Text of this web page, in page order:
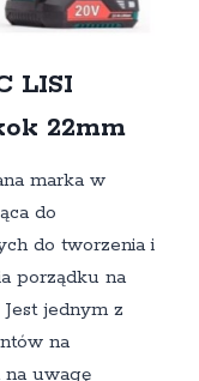
LISI
22mm
marka w
do
do tworzenia i
porządku na
jednym z
na
na uwagę